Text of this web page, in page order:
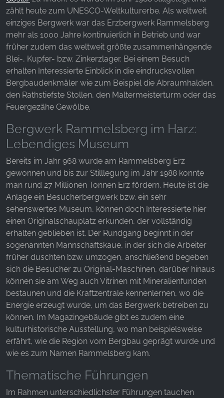
zählt heute zum UNESCO-Weltkulturerbe. Als weltweit
einziges Bergwerk war das Erzbergwerk Rammelsberg
mehr als 1000 Jahre kontinuierlich in Betrieb und war
früher zudem das weltweit größte zusammenhängende
Blei-, Kupfer- bzw. Zinkerzlager. Bei einem Besuch
erhalten Interessierte Einblick in die eindrucksvollen
Bergbaudenkmäler wie zum Beispiel die Abraumhalden,
den Rathstiefste Stollen, den Maltermeisterturm oder das
Feuergezähe Gewölbe.
Bergwerk Rammelsberg im Harz:
Lebendiges Museum
Bereits im Jahr 968 wurde am Rammelsberg Erz
gewonnen und bis zur Stilllegung im Jahr 1988 konnte
man rund 27 Millionen Tonnen Erz fördern. Heute ist die
Anlage ein Besucherbergwerk bzw. ein sehr
sehenswertes Museum, können doch Interessierte hier
einen Originalschauplatz erkunden, der vollständig
erhalten geblieben ist. Der Rundgang beginnt in der
sogenannten Mannschaftskaue, in der sich die Arbeiter
früher duschten bzw. umzogen, anschließend begeben
sich die Besucher zu Original-Maschinen, darüber hinaus
können sie am Weg auch Vitrinen mit Mineralienfunden
bestaunen und die Kraftzentrale kennenlernen, wo die
Energie erzeugt wurde, um das Bergwerk betreiben zu
können. Im Magazingebäude gibt es zudem eine
kulturhistorische Ausstellung, wo man beispielsweise
erfährt, wie die Region vom Bergbau geprägt wurde und
wie es zum Namen Rammelsberg kam.
Thematische Führungen
Im Rahmen unterschiedlichster Führungen tauchen
Facebook Pixel
Name:
_fbp, fr, _fbq, fbq
Anbieter:
Facebook Ireland Ltd.
Zweck:
Cookie Laufzeit:
3 Monate - 1 Jahr
STATISTIK
Statistik Cookies erfassen Informationen anonym.
Diese Informationen helfen uns zu verstehen, wie
unsere Besucher unsere Website nutzen.
Google Analytics
Name:
_ga, _gid, _gac_gb_
Anbieter:
Google LLC
Zweck:
Erhebung von Statistiken zur Website-Nutzung
Cookie Laufzeit: